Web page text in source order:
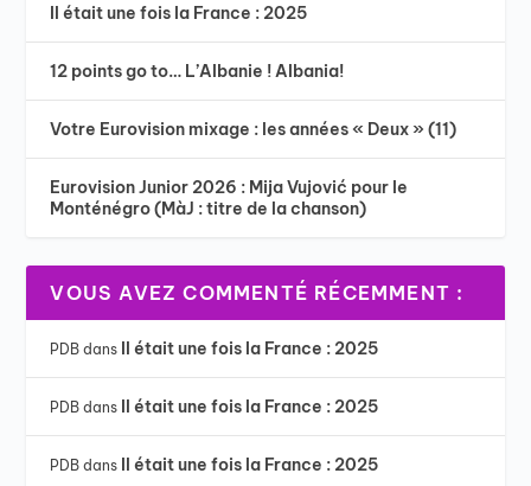
Il était une fois la France : 2025
12 points go to… L’Albanie ! Albania!
Votre Eurovision mixage : les années « Deux » (11)
Eurovision Junior 2026 : Mija Vujović pour le
Monténégro (MàJ : titre de la chanson)
VOUS AVEZ COMMENTÉ RÉCEMMENT :
PDB dans Il était une fois la France : 2025
PDB dans Il était une fois la France : 2025
PDB dans Il était une fois la France : 2025